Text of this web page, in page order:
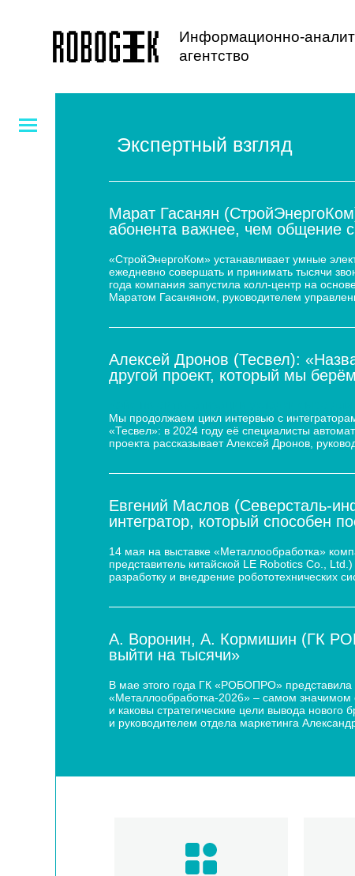
Информационно-
агентство
Экспертный взгляд
Марат Гасанян
абонента важнее, чем общение
«СтройЭнергоКом» устанавливает умные
ежедневно совершать и принимать тысячи
года компания запустила колл-центр на
Маратом Гасаняном, руководителем
Алексей Дронов (Тесвел):
другой проект, который мы
Мы продолжаем цикл интервью с
«Тесвел»: в 2024 году её специалисты
проекта рассказывает Алексей Дронов,
Евгений Маслов (Северсталь-
интегратор, который способен
14 мая на выставке «Металлообработка»
представитель китайской LE Robotics Co.,
разработку и внедрение робототехнических
А. Воронин, А. Кормишин (ГК
выйти на тысячи»
В мае этого года ГК «РОБОПРО» представила
«Металлообработка-2026» – самом значимом
и каковы стратегические цели вывода
и руководителем отдела маркетинга